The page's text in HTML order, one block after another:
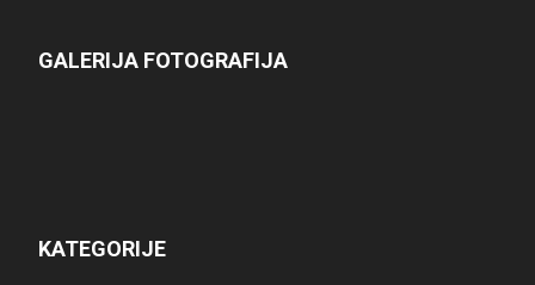
GALERIJA FOTOGRAFIJA
KATEGORIJE